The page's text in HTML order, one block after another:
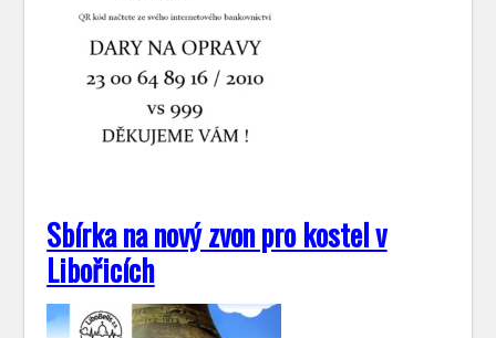
Sbírka na nový zvon pro kostel v
Libořicích